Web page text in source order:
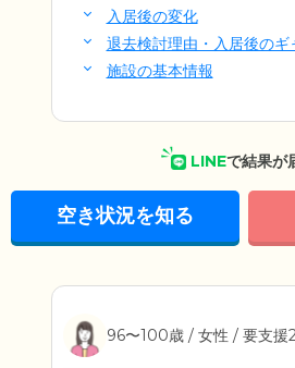
入居後の変化
退去検討理由・入居後のギ
施設の基本情報
LINEで結果が
空き状況を知る
96〜100歳 / 女性 / 要支援